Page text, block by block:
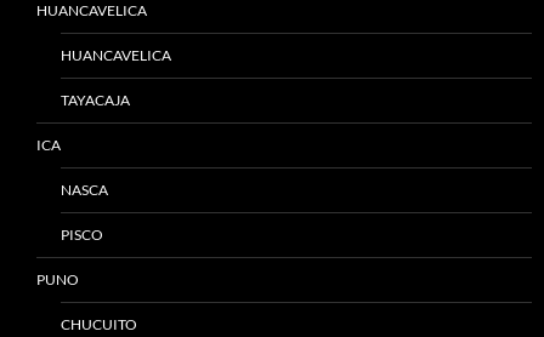
HUANCAVELICA
HUANCAVELICA
TAYACAJA
ICA
NASCA
PISCO
PUNO
CHUCUITO